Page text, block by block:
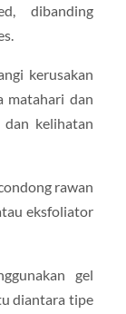
dibanding
kerusakan
matahari dan
kelihatan
rawan
eksfoliator
gel
diantara tipe